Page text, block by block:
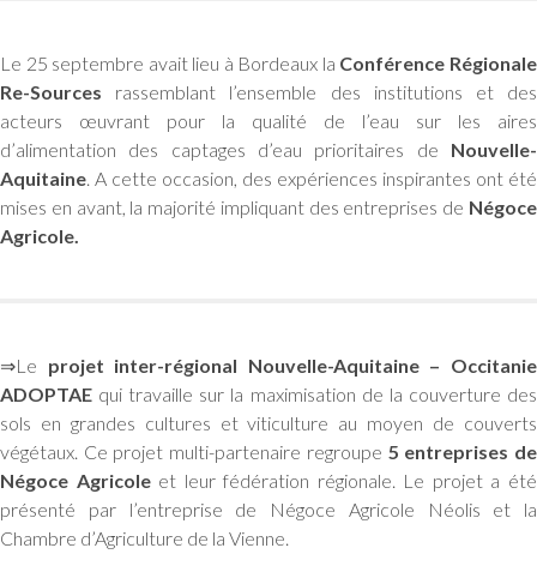
Le 25 septembre avait lieu à Bordeaux la Conférence Régionale
Re-Sources rassemblant l’ensemble des institutions et des
acteurs œuvrant pour la qualité de l’eau sur les aires
d’alimentation des captages d’eau prioritaires de Nouvelle-
Aquitaine. A cette occasion, des expériences inspirantes ont été
mises en avant, la majorité impliquant des entreprises de Négoce
Agricole.
⇒Le projet inter-régional Nouvelle-Aquitaine – Occitanie
ADOPTAE qui travaille sur la maximisation de la couverture des
sols en grandes cultures et viticulture au moyen de couverts
végétaux. Ce projet multi-partenaire regroupe 5 entreprises de
Négoce Agricoleet leur fédération régionale. Le projet a été
présenté par l’entreprise de Négoce Agricole Néolis et la
Chambre d’Agriculture de la Vienne.